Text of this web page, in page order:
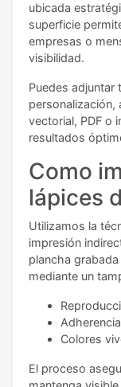
ubicada
superficie
empresas o
visibilidad.
Puedes adjuntar
personalización,
vectorial, PDF o
resultados
Como
lápices
Utilizamos la
impresión
plancha
mediante un
Colores
El proceso